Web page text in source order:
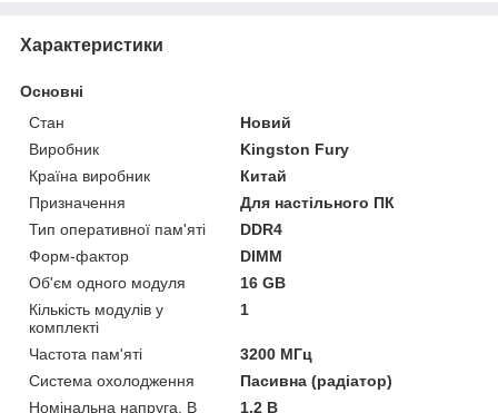
Характеристики
Основні
Стан
Новий
Виробник
Kingston Fury
Країна виробник
Китай
Призначення
Для настільного ПК
Тип оперативної пам'яті
DDR4
Форм-фактор
DIMM
Об'єм одного модуля
16 GB
Кількість модулів у
комплекті
1
Частота пам'яті
3200 МГц
Система охолодження
Пасивна (радіатор)
Номінальна напруга, В
1.2 В